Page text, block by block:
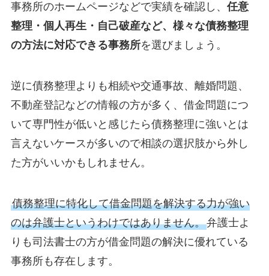
事務所のホームページなどで実績を確認し、 任意
整理・個人再生・自己破産など、様々な債務整理
の方法に対応できる事務所を選びましょう。
逆に債務整理よりも相続や交通事故、離婚問題、
不動産登記などの情報の方が多く、借金問題につ
いて専門性が低いと感じたら債務整理に強いとは
言えないケースが多いので相談の選択肢から外し
た方がいいかもしれません。
債務整理に特化して借金問題を解決する力が強い
のは弁護士というわけではありません。弁護士よ
りも司法書士の方が借金問題の解決に優れている
事務所も存在します。